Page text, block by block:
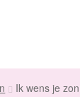
Ik wens je